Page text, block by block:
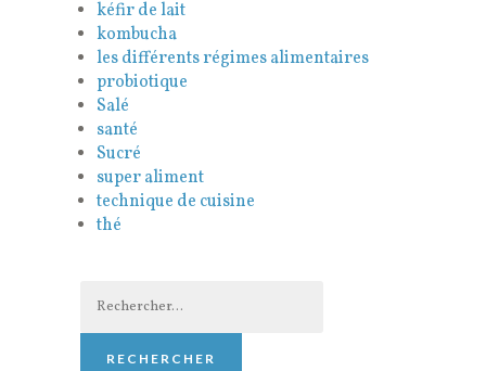
kéfir de lait
kombucha
les différents régimes alimentaires
probiotique
Salé
santé
Sucré
super aliment
technique de cuisine
thé